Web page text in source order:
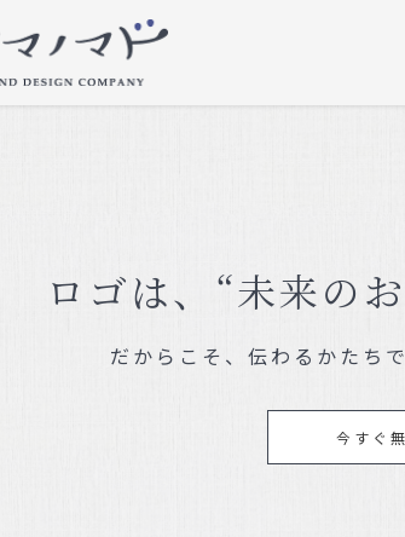
ロゴは、“未来の
だからこそ、伝わるかたち
今すぐ